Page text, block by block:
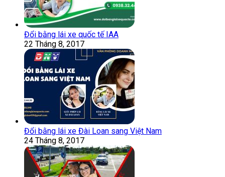
Đổi bằng lái xe quốc tế IAA
22 Tháng 8, 2017
Đổi bằng lái xe Đài Loan sang Việt Nam
24 Tháng 8, 2017